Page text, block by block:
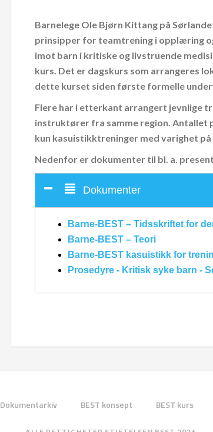
Barnelege Ole Bjørn Kittang på
prinsipper for teamtrening i opplæring
imot barn i kritiske og livstruende
kurs. Det er dagskurs som arrangeres
dette kurset siden første formelle
Flere har i etterkant arrangert jevnlige
instruktører fra samme region. Antallet
kun kasuistikktreninger med varighet
Nedenfor er dokumenter til bl. a.
Dokumenter
Barne-BEST – Tidsskriftet for
Barne-BEST – Teori
Barne-BEST kasuistikk for
Prosedyre - Kritisk syke barn -
Dokumentarkiv BEST konsept BEST kurs